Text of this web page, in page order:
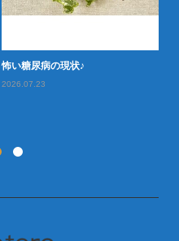
怖い糖尿病の現状♪
2026.07.23